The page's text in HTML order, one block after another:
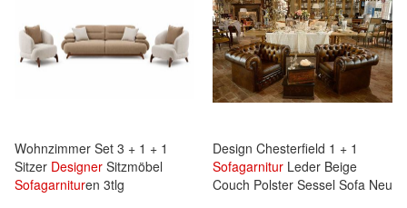
Wohnzimmer Set 3 + 1 + 1
Sitzer Designer Sitzmöbel
Sofagarnituren 3tlg
Design Chesterfield 1 + 1
Sofagarnitur Leder Beige
Couch Polster Sessel Sofa Neu